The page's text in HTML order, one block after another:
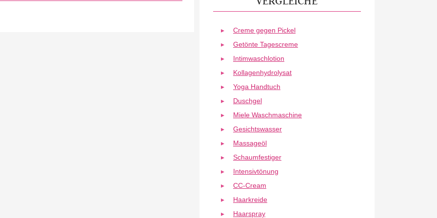
Creme gegen Pickel
Getönte Tagescreme
Intimwaschlotion
Kollagenhydrolysat
Yoga Handtuch
Duschgel
Miele Waschmaschine
Gesichtswasser
Massageöl
Schaumfestiger
Intensivtönung
CC-Cream
Haarkreide
Haarspray